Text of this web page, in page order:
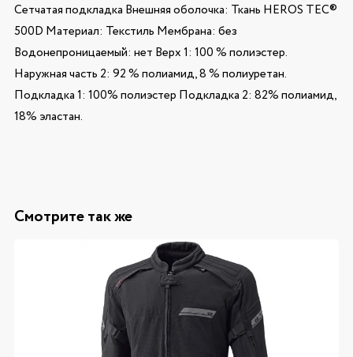
Сетчатая подкладка Внешняя оболочка: Ткань HEROS TEC®
500D Материал: Текстиль Мембрана: без
Водонепроницаемый: нет Верх 1: 100 % полиэстер.
Наружная часть 2: 92 % полиамид, 8 % полиуретан.
Подкладка 1: 100% полиэстер Подкладка 2: 82% полиамид,
18% эластан.
Смотрите так же